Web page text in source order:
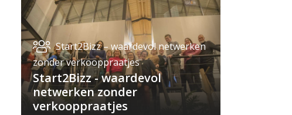
Start2Bizz – waardevol netwerken
zonder verkooppraatjes
Start2Bizz - waardevol
netwerken zonder
verkooppraatjes